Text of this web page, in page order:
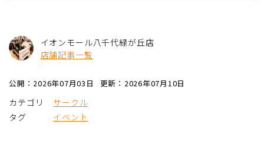
イオンモール八千代緑が丘店
店舗記事一覧
公開：2026年07月03日 更新：2026年07月10日
カテゴリ
サークル
タグ
イベント